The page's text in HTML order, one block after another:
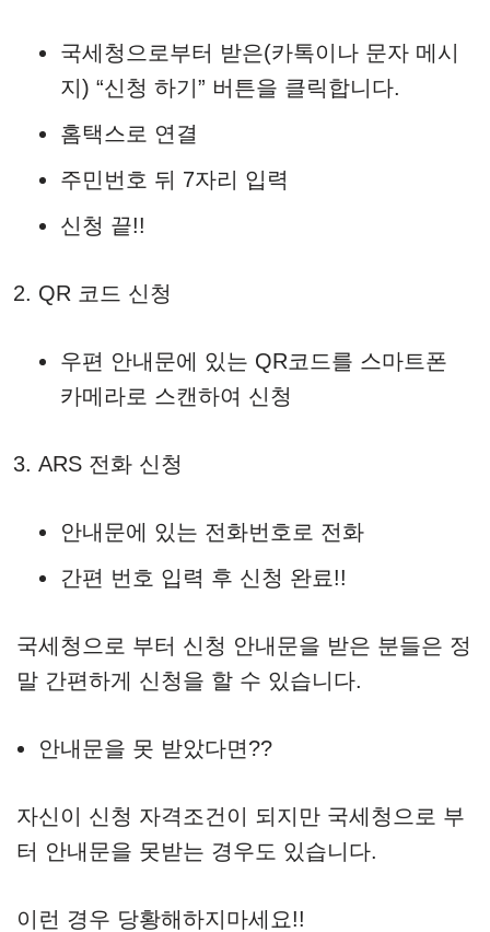
국세청으로부터 받은(카톡이나 문자 메시
지) “신청 하기” 버튼을 클릭합니다.
홈택스로 연결
주민번호 뒤 7자리 입력
신청 끝!!
QR 코드 신청
우편 안내문에 있는 QR코드를 스마트폰
카메라로 스캔하여 신청
ARS 전화 신청
안내문에 있는 전화번호로 전화
간편 번호 입력 후 신청 완료!!
국세청으로 부터 신청 안내문을 받은 분들은 정
말 간편하게 신청을 할 수 있습니다.
안내문을 못 받았다면??
자신이 신청 자격조건이 되지만 국세청으로 부
터 안내문을 못받는 경우도 있습니다.
이런 경우 당황해하지마세요!!